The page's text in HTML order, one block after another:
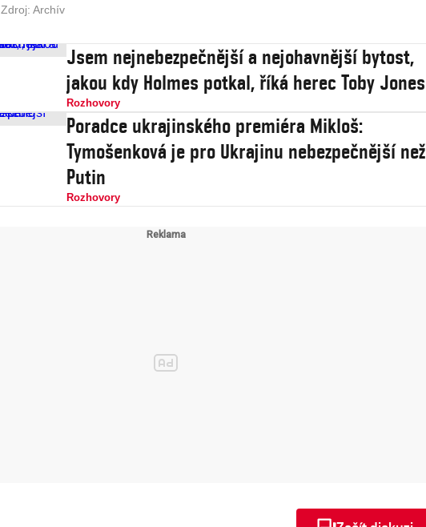
Zdroj: Archív
Jsem nejnebezpečnější a nejohavnější bytost,
jakou kdy Holmes potkal, říká herec Toby Jones
Rozhovory
Poradce ukrajinského premiéra Mikloš:
Tymošenková je pro Ukrajinu nebezpečnější než
Putin
Rozhovory